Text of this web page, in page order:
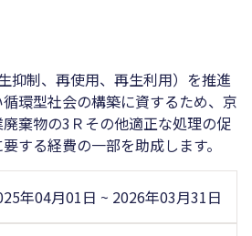
抑制、再使用、再生利用）を推進
環型社会の構築に資するため、京
棄物の3Ｒその他適正な処理の促
する経費の一部を助成します。
年04月01日 ~ 2026年03月31日